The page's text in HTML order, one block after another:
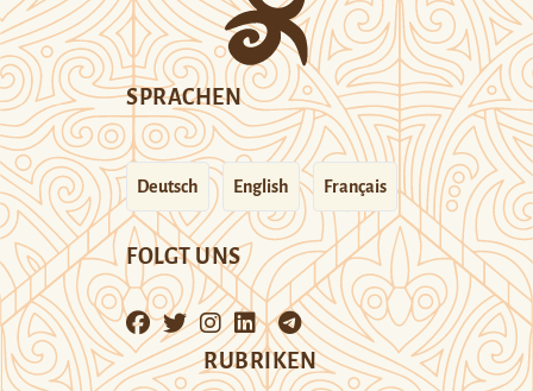
SPRACHEN
Deutsch English Français
FOLGT UNS
RUBRIKEN